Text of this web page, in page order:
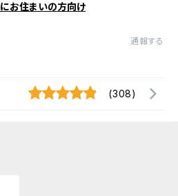
お住まいの方向け
通報する
(308)